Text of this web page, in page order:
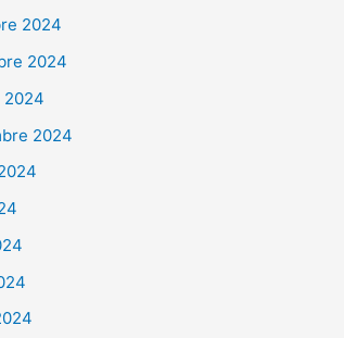
2024
2024
2024
2024